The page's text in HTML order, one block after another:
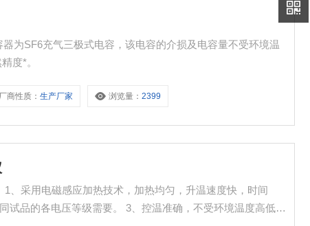
为SF6充气三极式电容，该电容的介损及电容量不受环境温
度*。
厂商性质：生产厂家 浏览量：2399
、采用电磁感应加热技术，加热均匀，升温速度快，时间
试品的各电压等级需要。 3、控温准确，不受环境温度高低的